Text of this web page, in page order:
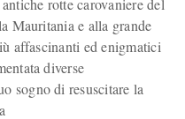
rotte carovaniere del
Mauritania e alla grande
affascinanti ed enigmatici
diverse
sogno di resuscitare la